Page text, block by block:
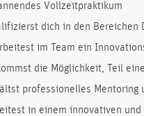
Vollzeitpraktikum
dich in den Bereichen
im Team ein
die Möglichkeit, Teil
professionelles Mentoring
in einem innovativen